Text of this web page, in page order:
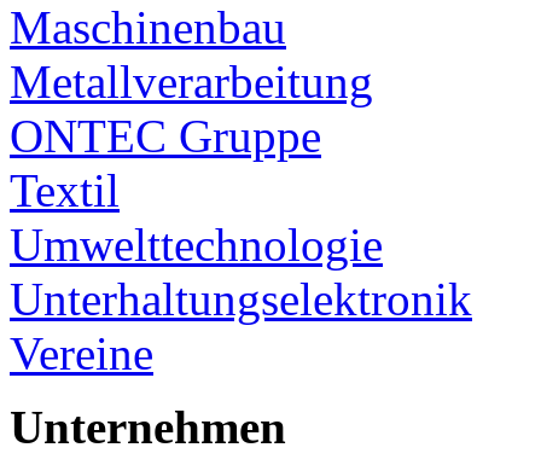
Maschinenbau
Metallverarbeitung
ONTEC Gruppe
Textil
Umwelttechnologie
Unterhaltungselektronik
Vereine
Unternehmen